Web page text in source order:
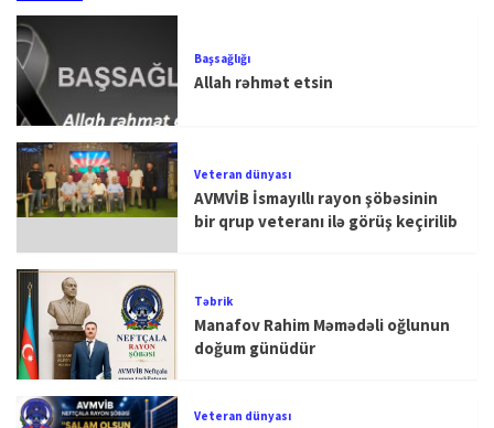
Başsağlığı
Allah rəhmət etsin
Veteran dünyası
AVMVİB İsmayıllı rayon şöbəsinin
bir qrup veteranı ilə görüş keçirilib
Təbrik
Manafov Rahim Məmədəli oğlunun
doğum günüdür
Veteran dünyası